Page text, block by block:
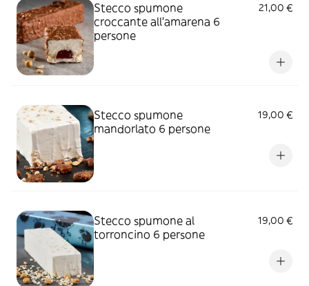
Stecco spumone
croccante all'amarena 6
persone
21,00 €
Stecco spumone
mandorlato 6 persone
19,00 €
Stecco spumone al
torroncino 6 persone
19,00 €